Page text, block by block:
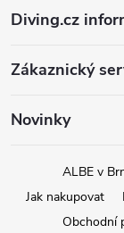
Diving.cz
Zákaznický
Novinky
ALBE v
Jak nakupovat
Obchodní